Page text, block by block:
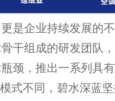
是企业持续发展的
干组成的研发团队
颈，推出一系列具
式不同，碧水深蓝